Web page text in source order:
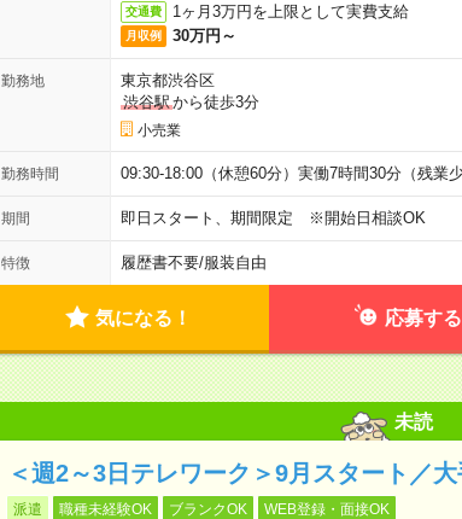
交通費 1ヶ月3万円を上限として実費支給
月収例 30万円～
勤務地
東京都渋谷区
渋谷駅から徒歩3分
小売業
勤務時間 09:30-18:00（休憩60分）実働7時間30分（残業少
期間 即日スタート、期間限定 ※開始日相談OK
特徴 履歴書不要/服装自由
気になる！ 応募する
未読
＜週2～3日テレワーク＞9月スタート／
派遣 職種未経験OK ブランクOK WEB登録・面接OK